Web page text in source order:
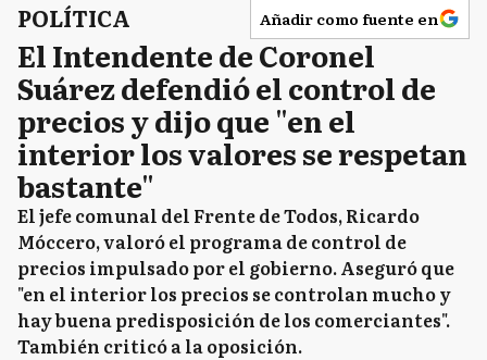
POLÍTICA Añadir como fuente en
El Intendente de Coronel
Suárez defendió el control de
precios y dijo que "en el
interior los valores se respetan
bastante"
El jefe comunal del Frente de Todos, Ricardo
Móccero, valoró el programa de control de
precios impulsado por el gobierno. Aseguró que
"en el interior los precios se controlan mucho y
hay buena predisposición de los comerciantes".
También criticó a la oposición.